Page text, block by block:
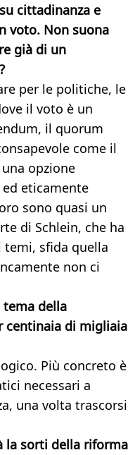
cittadinanza e
voto. Non suona
già di un
per le politiche, le
il voto è un
il quorum
come il
opzione
eticamente
sono quasi un
di Schlein, che ha
temi, sfida quella
non ci
tema della
centinaia di migliaia
Più concreto è
necessari a
una volta trascorsi
la sorti della riforma